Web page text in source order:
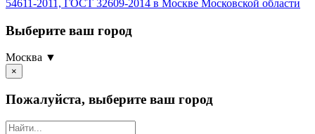
54611-2011, ГОСТ 32609-2014 в Москве Московской области
Выберите ваш город
Москва ▼
×
Пожалуйста, выберите ваш город